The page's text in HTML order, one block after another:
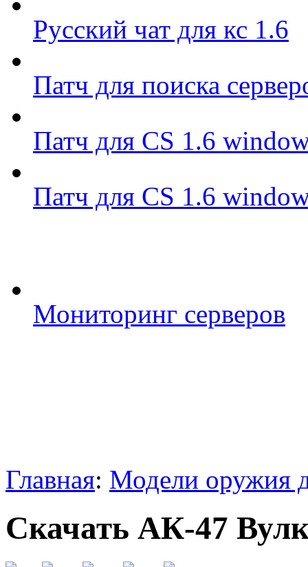
Русский чат для кс 1.6
Патч для поиска
Патч для CS 1.6
Патч для CS 1.6
Мониторинг серверов
Главная: Модели оружия
Скачать АК-47